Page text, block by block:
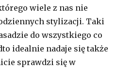
wiele z nas nie
stylizacji. Taki
do wszystkiego co
idealnie nadaje się także
sprawdzi się w